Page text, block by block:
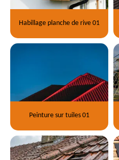
Habillage planche de rive 01
Peinture sur tuiles 01